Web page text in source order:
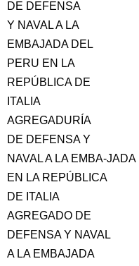
DE DEFENSA
Y NAVAL A LA
EMBAJADA DEL
PERU EN LA
REPÚBLICA DE
ITALIA
AGREGADURÍA
DE DEFENSA Y
NAVAL A LA EMBA-
EN LA REPÚBLICA
DE ITALIA
AGREGADO DE
DEFENSA Y NAVAL
A LA EMBAJADA